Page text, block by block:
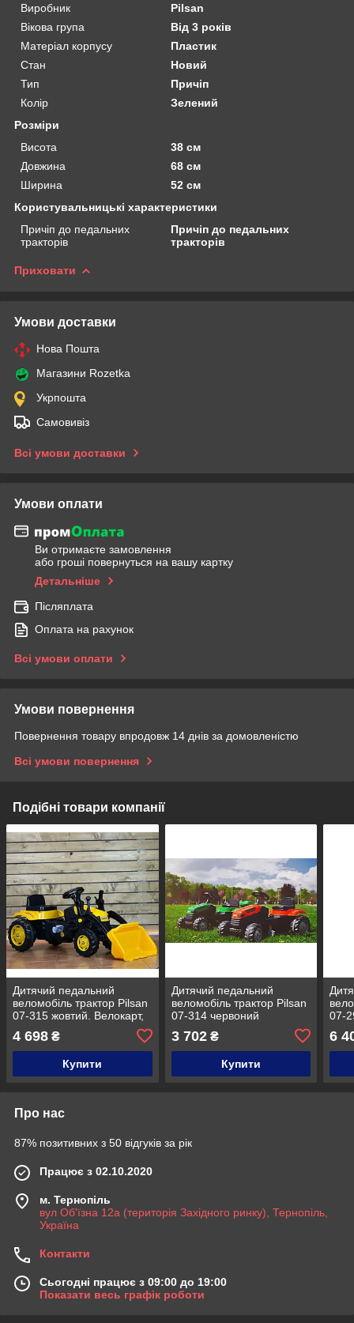
Виробник
Pilsan
Вікова група
Від 3 років
Матеріал корпусу
Пластик
Стан
Новий
Тип
Причіп
Колір
Зелений
Розміри
Висота
38 см
Довжина
68 см
Ширина
52 см
Користувальницькі характеристики
Причіп до педальних
тракторів
Причіп до педальних
тракторів
Приховати
Умови доставки
Нова Пошта
Магазини Rozetka
Укрпошта
Самовивіз
Всі умови доставки
Умови оплати
Ви отримаєте замовлення
або гроші повернуться на вашу картку
Детальніше
Післяплата
Оплата на рахунок
Всі умови оплати
Умови повернення
Повернення товару впродовж 14 днів за домовленістю
Всі умови повернення
Подібні товари компанії
Дитячий педальний
веломобіль трактор Pilsan
07-315 жовтий. Велокарт,
екскаватор на педалях із
рухомим ковшем
4 698 ₴
Купити
Дитячий педальний
веломобіль трактор Pilsan
07-314 червоний
3 702₴
Купити
07-
3-8
6
Про нас
87% позитивних з 50 відгуків за рік
Працює з 02.10.2020
м. Тернопіль
вул Об'їзна 12а (територія Західного ринку), Тернопіль,
Україна
Контакти
Сьогодні працює з 09:00 до 19:00
Показати весь графік роботи